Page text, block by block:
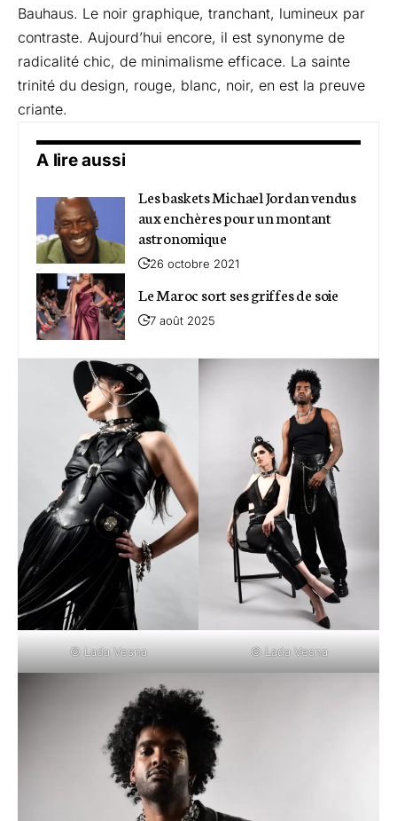
Bauhaus. Le noir graphique, tranchant, lumineux par
contraste. Aujourd’hui encore, il est synonyme de
radicalité chic, de minimalisme efficace. La sainte
trinité du design, rouge, blanc, noir, en est la preuve
criante.
A lire aussi
Les baskets Michael Jordan vendus
aux enchères pour un montant
astronomique
26 octobre 2021
Le Maroc sort ses griffes de soie
7 août 2025
© Lada Vesna © Lada Vesna